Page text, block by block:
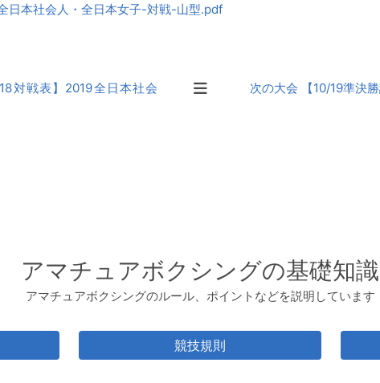
日本社会人・全日本女子-対戦-山型.pdf
対戦表】2019全日本社会
次の大会 【10/19準決
アマチュアボクシングの基礎知識
アマチュアボクシングのルール、ポイントなどを説明しています
競技規則